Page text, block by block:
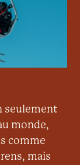
seulement
monde,
comme
mais